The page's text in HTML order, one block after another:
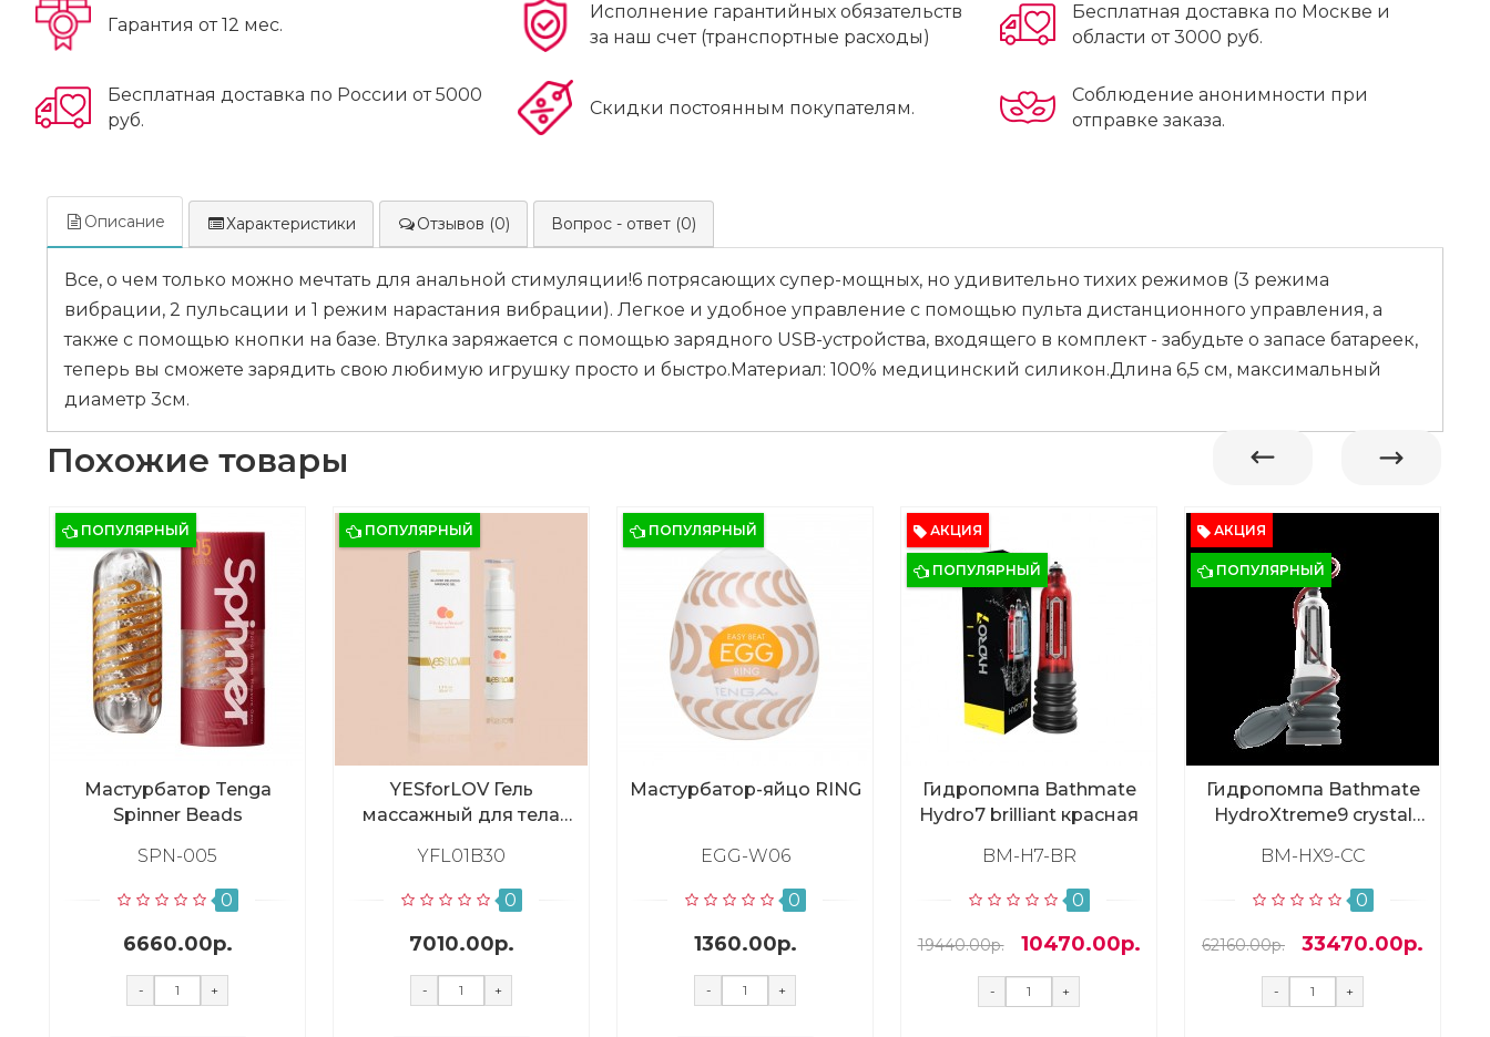
Гарантия от 12 мес.
Исполнение гарантийных обязательств
за наш счет (транспортные расходы)
Бесплатная доставка по Москве и
области от 3000 руб.
Бесплатная доставка по России от 5000
руб.
Скидки постоянным покупателям.
Соблюдение анонимности при
отправке заказа.
Описание Характеристики Отзывов (0) Вопрос - ответ (0)
Все, о чем только можно мечтать для анальной стимуляции!6 потрясающих супер-мощных, но удивительно тихих режимов (3 режима
вибрации, 2 пульсации и 1 режим нарастания вибрации). Легкое и удобное управление с помощью пульта дистанционного управления, а
также с помощью кнопки на базе. Втулка заряжается с помощью зарядного USB-устройства, входящего в комплект - забудьте о запасе батареек,
теперь вы сможете зарядить свою любимую игрушку просто и быстро.Материал: 100% медицинский силикон.Длина 6,5 см, максимальный
диаметр 3см.
Похожие товары
ПОПУЛЯРНЫЙ
Мастурбатор Tenga
Spinner Beads
SPN-005
0
6660.00р.
- +
ПОПУЛЯРНЫЙ
YESforLOV Гель
массажный для тела
YFL01B30
0
7010.00р.
- +
ПОПУЛЯРНЫЙ
Мастурбатор-яйцо RING
EGG-W06
0
1360.00р.
- +
АКЦИЯ
ПОПУЛЯРНЫЙ
Гидропомпа Bathmate
Hydro7 brilliant красная
BM-H7-BR
0
19440.00р. 10470.00р.
- +
АКЦИЯ
ПОПУЛЯРНЫЙ
Гидропомпа Bathmate
HydroXtreme9 crystal
BM-HX9-CC
0
62160.00р. 33470.00р.
- +